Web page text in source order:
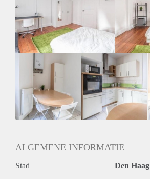
Gedeelde woonkamer: Nee
Huisgenoten: Nee
Geslacht huisgenoten: N.v.t.
ALGEMENE INFORMATIE
Stad Den Haag